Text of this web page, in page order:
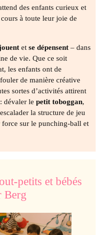
des enfants curieux et
à toute leur joie de
etse dépensent– dans
de vie. Que ce soit
les enfants ont de
de manière créative
sortes d’activités attirent
: dévaler lepetit toboggan,
la structure de jeu
force sur le punching-ball et
petits et bébés
Berg